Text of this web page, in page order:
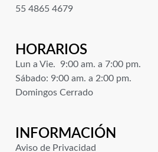
55 4865 4679
HORARIOS
Lun a Vie. 9:00 am. a 7:00 pm.
Sábado: 9:00 am. a 2:00 pm.
Domingos Cerrado
INFORMACIÓN
Aviso de Privacidad